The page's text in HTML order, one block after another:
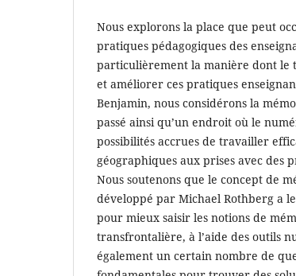
Nous explorons la place que peut
pratiques pédagogiques des
particulièrement la manière dont
et améliorer ces pratiques
Benjamin, nous considérons la
passé ainsi qu’un endroit où le
possibilités accrues de travailler
géographiques aux prises avec des
Nous soutenons que le concept de
développé par Michael Rothberg a
pour mieux saisir les notions de
transfrontalière, à l’aide des outils
également un certain nombre de